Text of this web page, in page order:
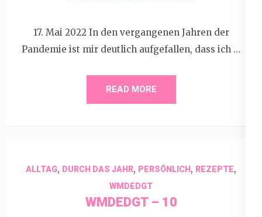
17. Mai 2022 In den vergangenen Jahren der
Pandemie ist mir deutlich aufgefallen, dass ich …
READ MORE
ALLTAG, DURCH DAS JAHR, PERSÖNLICH, REZEPTE,
WMDEDGT
WMDEDGT – 10